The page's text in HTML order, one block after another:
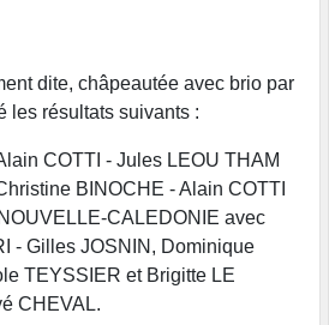
dite, châpeautée avec brio par
les résultats suivants :
COTTI - Jules LEOU THAM
BINOCHE - Alain COTTI
CALEDONIE avec
- Gilles JOSNIN, Dominique
TEYSSIER et Brigitte LE
CHEVAL.